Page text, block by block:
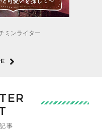
ミンライター
事